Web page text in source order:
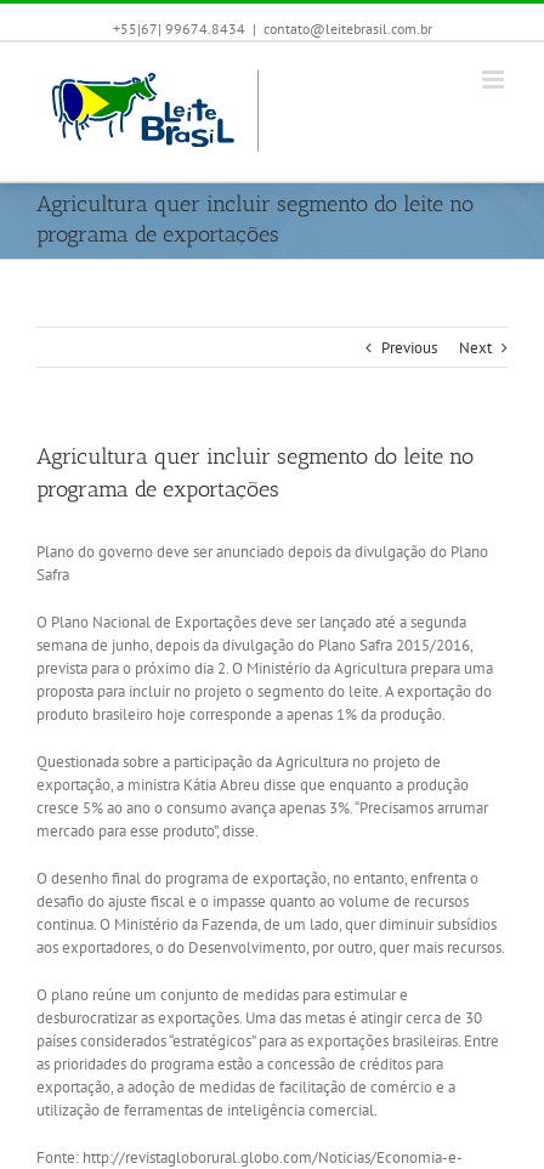
+55|67| 99674.8434 | contato@leitebrasil.com.br
Agricultura quer incluir segmento do leite no
programa de exportações
Previous Next
Agricultura quer incluir segmento do leite no
programa de exportações
Plano do governo deve ser anunciado depois da divulgação do Plano
Safra
O Plano Nacional de Exportações deve ser lançado até a segunda
semana de junho, depois da divulgação do Plano Safra 2015/2016,
prevista para o próximo dia 2. O Ministério da Agricultura prepara uma
proposta para incluir no projeto o segmento do leite. A exportação do
produto brasileiro hoje corresponde a apenas 1% da produção.
Questionada sobre a participação da Agricultura no projeto de
exportação, a ministra Kátia Abreu disse que enquanto a produção
cresce 5% ao ano o consumo avança apenas 3%. “Precisamos arrumar
mercado para esse produto”, disse.
O desenho final do programa de exportação, no entanto, enfrenta o
desafio do ajuste fiscal e o impasse quanto ao volume de recursos
continua. O Ministério da Fazenda, de um lado, quer diminuir subsídios
aos exportadores, o do Desenvolvimento, por outro, quer mais recursos.
O plano reúne um conjunto de medidas para estimular e
desburocratizar as exportações. Uma das metas é atingir cerca de 30
países considerados “estratégicos” para as exportações brasileiras. Entre
as prioridades do programa estão a concessão de créditos para
exportação, a adoção de medidas de facilitação de comércio e a
utilização de ferramentas de inteligência comercial.
Fonte: http://revistagloborural.globo.com/Noticias/Economia-e-